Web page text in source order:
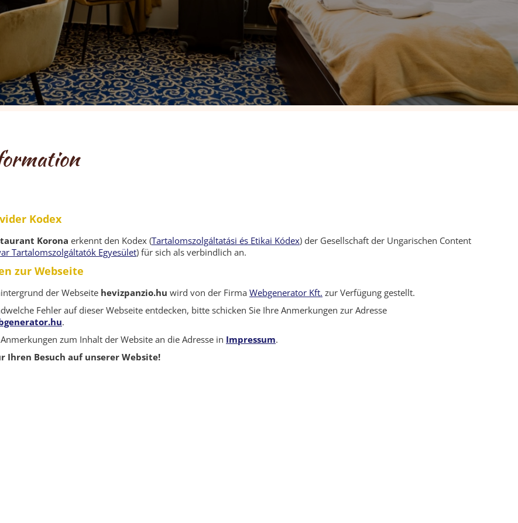
Kodex
Korona erkennt den Kodex (Tartalomszolgáltatási és Etikai Kódex) der Gesellschaft der Ungarischen Content
Tartalomszolgáltatók Egyesület) für sich als verbindlich an.
zur Webseite
der Webseite hevizpanzio.hu wird von der Firma Webgenerator Kft. zur Verfügung gestellt.
Fehler auf dieser Webseite entdecken, bitte schicken Sie Ihre Anmerkungen zur Adresse
.
zum Inhalt der Website an die Adresse in Impressum.
Ihren Besuch auf unserer Website!